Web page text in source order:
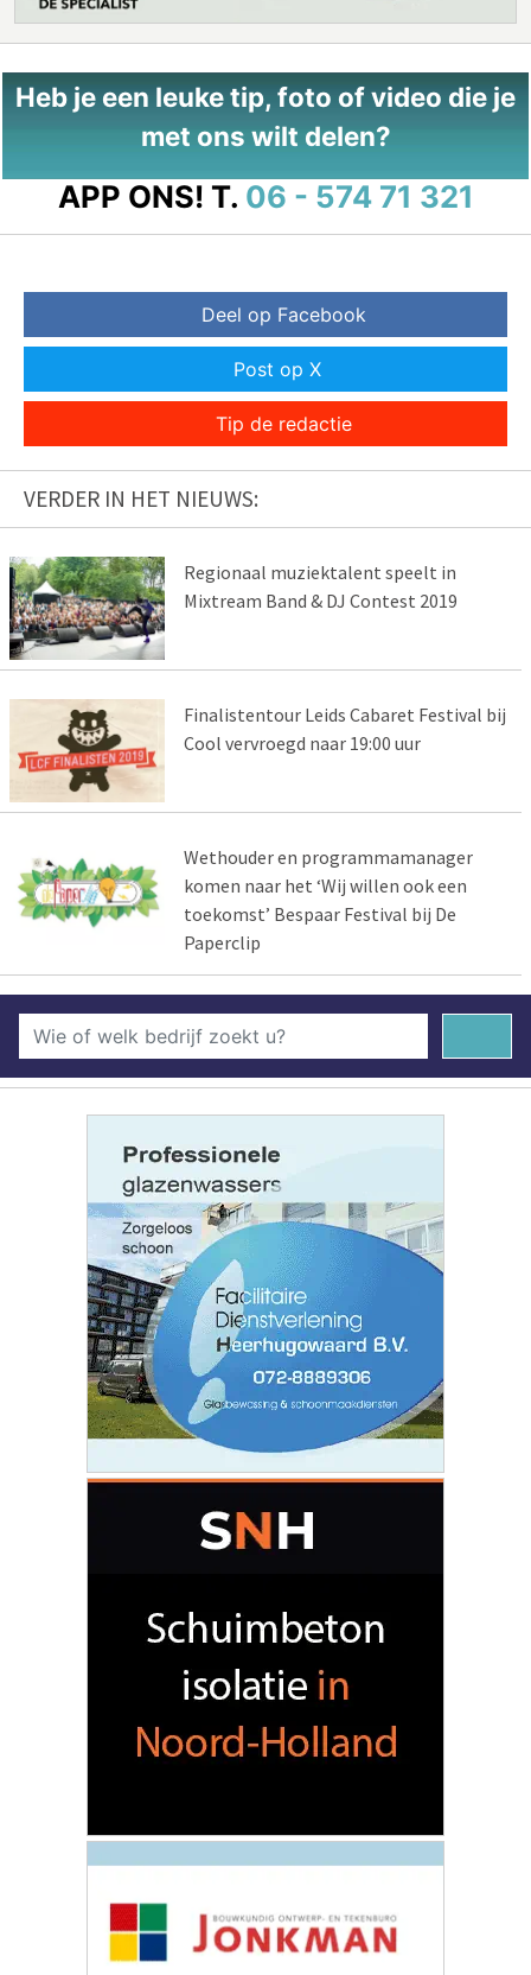
Heb je een leuke tip, foto of video die je
met ons wilt delen?
APP ONS! T. 06 - 574 71 321
Deel op Facebook
Post op X
Tip de redactie
VERDER IN HET NIEUWS:
Regionaal muziektalent speelt in
Mixtream Band & DJ Contest 2019
Finalistentour Leids Cabaret Festival bij
Cool vervroegd naar 19:00 uur
Wethouder en programmamanager
komen naar het ‘Wij willen ook een
toekomst’ Bespaar Festival bij De
Paperclip